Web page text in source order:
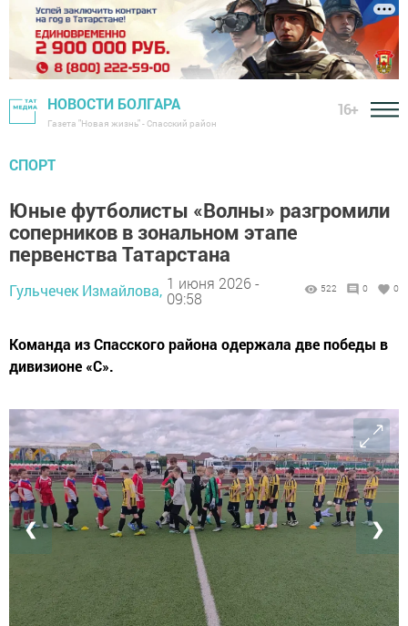
НОВОСТИ БОЛГАРА
Газета "Новая жизнь" - Спасский район
16+
СПОРТ
Юные футболисты «Волны» разгромили
соперников в зональном этапе
первенства Татарстана
Гульчечек Измайлова, 1 июня 2026 -
09:58
522 0 0
Команда из Спасского района одержала две победы в
дивизионе «С».
❮ ❯